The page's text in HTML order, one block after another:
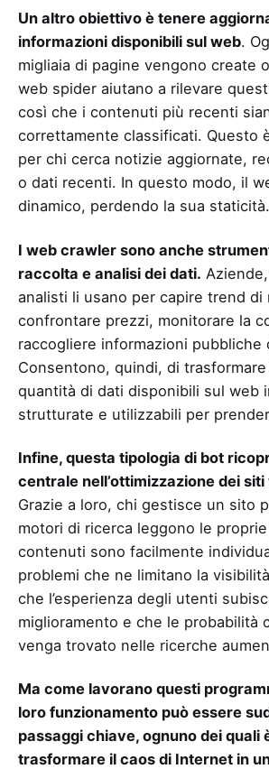
Un altro obiettivo è tenere
informazioni disponibili sul web.
migliaia di pagine vengono create
web spider aiutano a rilevare
così che i contenuti più recenti
correttamente classificati. Questo
per chi cerca notizie aggiornate,
o dati recenti. In questo modo, il
dinamico, perdendo la sua staticità.
I web crawler sono anche
raccolta e analisi dei dati.
analisti li usano per capire trend di
confrontare prezzi, monitorare la
raccogliere informazioni pubbliche
Consentono, quindi, di trasformare
quantità di dati disponibili sul web
strutturate e utilizzabili per
Infine, questa tipologia di bot
centrale nell’ottimizzazione dei siti
Grazie a loro, chi gestisce un sito
motori di ricerca leggono le
contenuti sono facilmente
problemi che ne limitano la
che l’esperienza degli utenti
miglioramento e che le probabilità
venga trovato nelle ricerche
Ma come lavorano questi
loro funzionamento può essere
passaggi chiave, ognuno dei quali
trasformare il caos di Internet in